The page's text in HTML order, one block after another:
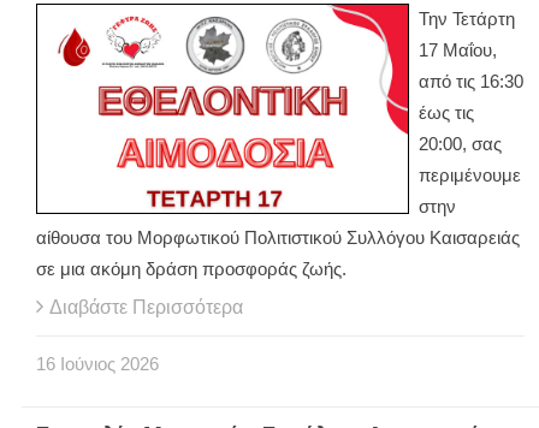
Την Τετάρτη
17 Μαΐου,
από τις 16:30
έως τις
20:00, σας
περιμένουμε
στην
αίθουσα του Μορφωτικού Πολιτιστικού Συλλόγου Καισαρειάς
σε μια ακόμη δράση προσφοράς ζωής.
Διαβάστε Περισσότερα
16 Ιούνιος 2026